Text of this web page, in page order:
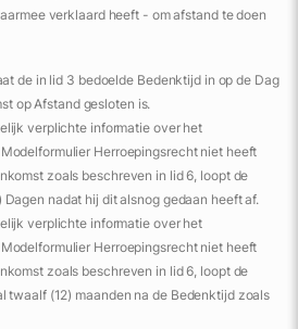
verklaard heeft - om afstand te doen
de in lid 3 bedoelde Bedenktijd in op de Dag
op Afstand gesloten is.‌
verplichte informatie over het
Herroepingsrecht niet heeft
zoals beschreven in lid 6, loopt de
nadat hij dit alsnog gedaan heeft af.
verplichte informatie over het
Herroepingsrecht niet heeft
zoals beschreven in lid 6, loopt de
twaalf (12) maanden na de Bedenktijd zoals